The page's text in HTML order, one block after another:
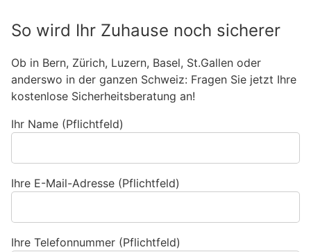
So wird Ihr Zuhause noch sicherer
Ob in Bern, Zürich, Luzern, Basel, St.Gallen oder
anderswo in der ganzen Schweiz: Fragen Sie jetzt Ihre
kostenlose Sicherheitsberatung an!
Ihr Name (Pflichtfeld)
Ihre E-Mail-Adresse (Pflichtfeld)
Ihre Telefonnummer (Pflichtfeld)